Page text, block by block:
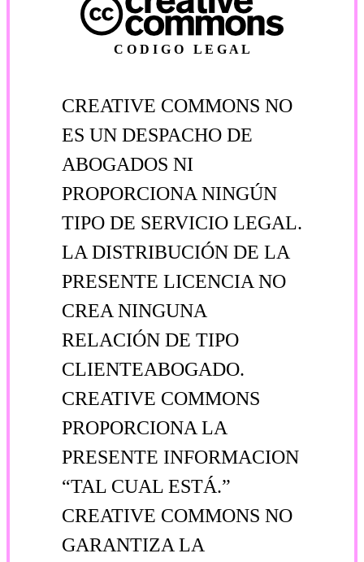
C O D I G O L E G A L
CREATIVE COMMONS NO
ES UN DESPACHO DE
ABOGADOS NI
PROPORCIONA NINGÚN
TIPO DE SERVICIO LEGAL.
LA DISTRIBUCIÓN DE LA
PRESENTE LICENCIA NO
CREA NINGUNA
RELACIÓN DE TIPO
CLIENTE­ABOGADO.
CREATIVE COMMONS
PROPORCIONA LA
PRESENTE INFORMACION
“TAL CUAL ESTÁ.”
CREATIVE COMMONS NO
GARANTIZA LA